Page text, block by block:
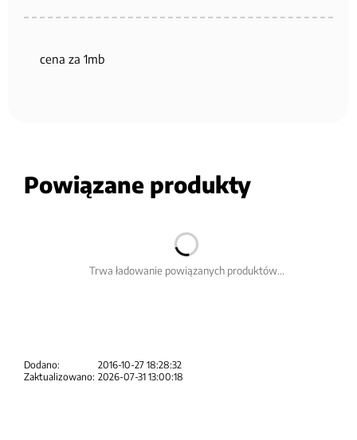
cena za 1mb
Powiązane produkty
Trwa ładowanie powiązanych produktów...
Dodano:
2016-10-27 18:28:32
Zaktualizowano: 2026-07-31 13:00:18